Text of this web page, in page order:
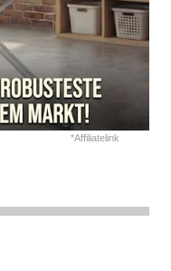
*Affiliatelink